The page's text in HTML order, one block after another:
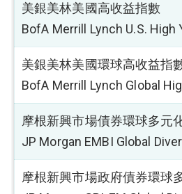
美銀美林美國高收益指數
BofA Merrill Lynch U.S. High
美銀美林美國環球高收益指
BofA Merrill Lynch Global
摩根新興市場債券環球多元
JP Morgan EMBI Global
摩根新興市場政府債券環球